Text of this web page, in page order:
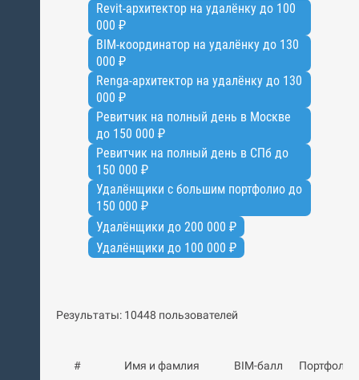
Revit-архитектор на удалёнку до 100
000 ₽
BIM-координатор на удалёнку до 130
000 ₽
Renga-архитектор на удалёнку до 130
000 ₽
Ревитчик на полный день в Москве
до 150 000 ₽
Ревитчик на полный день в СПб до
150 000 ₽
Удалёнщики с большим портфолио до
150 000 ₽
Удалёнщики до 200 000 ₽
Удалёнщики до 100 000 ₽
Результаты: 10448 пользователей
# Имя и фамлия BIM-балл Портфолио